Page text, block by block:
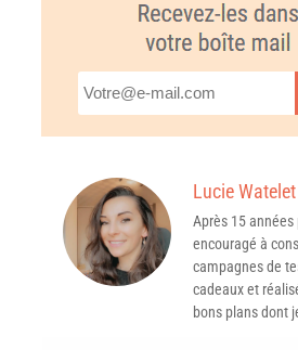
Lucie Watelet
Après 15
encouragé à
campagnes de
cadeaux et
bons plans dont